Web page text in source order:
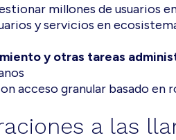
millones de usuarios
y servicios en
y otras tareas
acceso granular basado en
a las